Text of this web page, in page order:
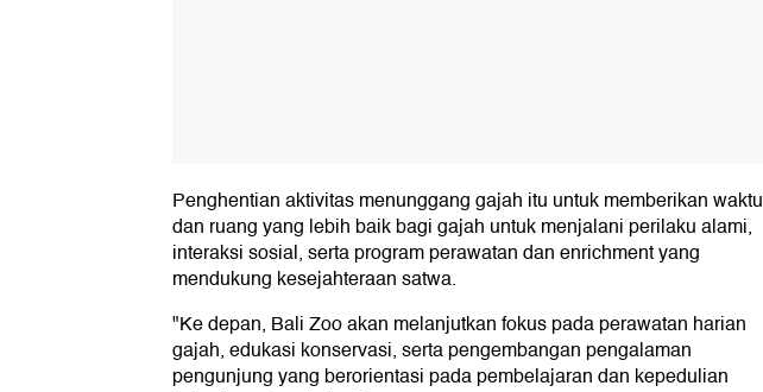
Penghentian aktivitas menunggang gajah itu untuk memberikan waktu
dan ruang yang lebih baik bagi gajah untuk menjalani perilaku alami,
interaksi sosial, serta program perawatan dan enrichment yang
mendukung kesejahteraan satwa.
"Ke depan, Bali Zoo akan melanjutkan fokus pada perawatan harian
gajah, edukasi konservasi, serta pengembangan pengalaman
pengunjung yang berorientasi pada pembelajaran dan kepedulian